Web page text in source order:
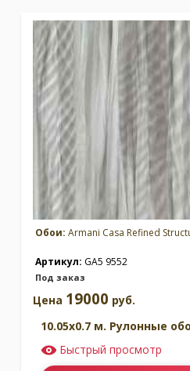
Обои: Armani Casa Refined
Артикул: GA5 9552
Под заказ
Цена 19000 руб.
10.05x0.7 м. Рулонные
Быстрый просмотр